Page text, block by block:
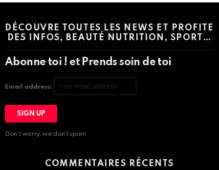
DÉCOUVRE TOUTES LES NEWS ET PROFITE
DES INFOS, BEAUTÉ NUTRITION, SPORT…
Abonne toi ! et Prends soin de toi
Email address:
Don't worry, we don't spam
COMMENTAIRES RÉCENTS